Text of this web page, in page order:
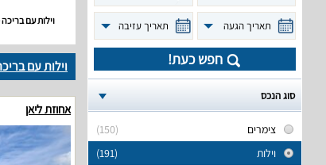
תאריך הגעה תאריך עזיבה
חפש כעת!
סוג הנכס
(150)
צימרים
(191)
וילות
וילות עם
וילות עם
אחוזת ליאן